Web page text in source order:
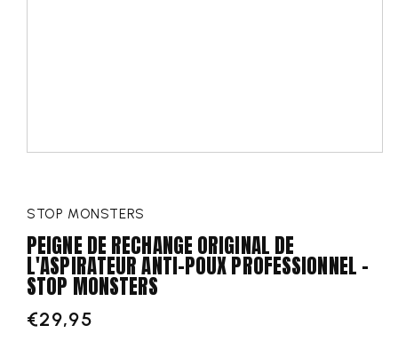
STOP MONSTERS
PEIGNE DE RECHANGE ORIGINAL DE
L'ASPIRATEUR ANTI-POUX PROFESSIONNEL -
STOP MONSTERS
Regular
€29,95